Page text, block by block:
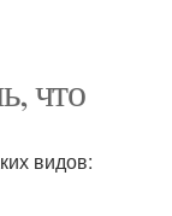
что
видов: